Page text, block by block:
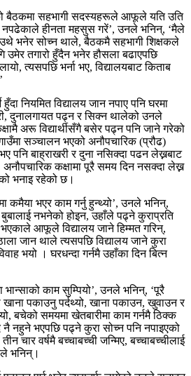
बैठकमा सहभागी सदस्यहरूले आफूले यति उति
हीनता महसुस गरें’, उनले भनिन्, ‘मैले
भनेर सोच्न थाले, बैठकमै सहभागी शिक्षकले
उमेर तगारो हुँदैन भनेर हौसला बढाएपछि
त्यसपछि भर्ना भए, विद्यालयबाट किताब
नियमित विद्यालय जान नपाए पनि घरमा
दुनालगायत पढ्न र सिक्न थालेको उनले
अरू विद्यार्थीसँगै बसेर पढ्न पनि जाने गरेको
सञ्चालन भएको अनौपचारिक (प्रौढ)
पनि बाह्राखरी र दुना नसिक्दा पढन लेख्नबाट
कक्षामा पूरै समय दिन नसक्दा लेख्न
भनाइ रहेको छ।
कमैया भएर काम गर्नु हुन्थ्यो’, उनले भनिन्,
नभनेको होइन, उहाँले पढ्ने कुराप्रति
आफूले विद्यालय जाने हिम्मत गरिन्,
जान थाले त्यसपछि विद्यालय जाने कुरा
भयो । घरधन्दा गर्नमै उहाँका दिन बित्न
काम सुम्पियो’, उनले भनिन्, ‘पूरै
खाना पकाउनु पर्दथ्यो, खाना पकाउन, खुवाउन र
बचेको समयमा खेतबारीमा काम गर्नमै ठिक्क
नै नहुने भएपछि पढ्ने कुरा सोच्न पनि नपाइएको
चार वर्षमै बच्चाबच्ची जन्मिए, बच्चाबच्चीलाई
भनिन्।